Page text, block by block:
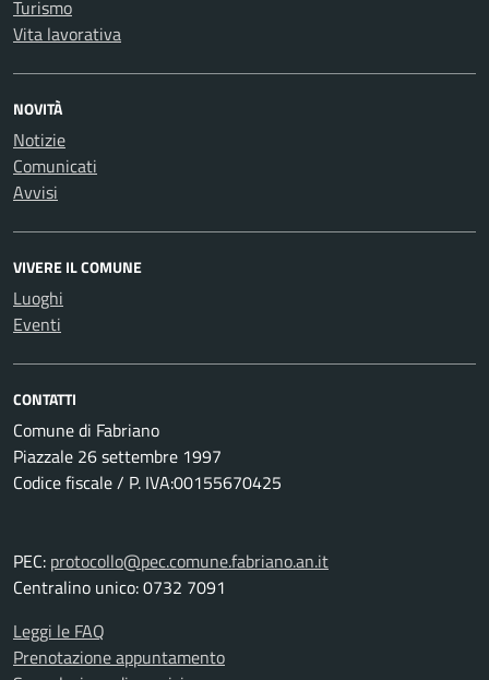
Turismo
Vita lavorativa
NOVITÀ
Notizie
Comunicati
Avvisi
VIVERE IL COMUNE
Luoghi
Eventi
CONTATTI
Comune di Fabriano
Piazzale 26 settembre 1997
Codice fiscale / P. IVA:00155670425
PEC: protocollo@pec.comune.fabriano.an.it
Centralino unico: 0732 7091
Leggi le FAQ
Prenotazione appuntamento